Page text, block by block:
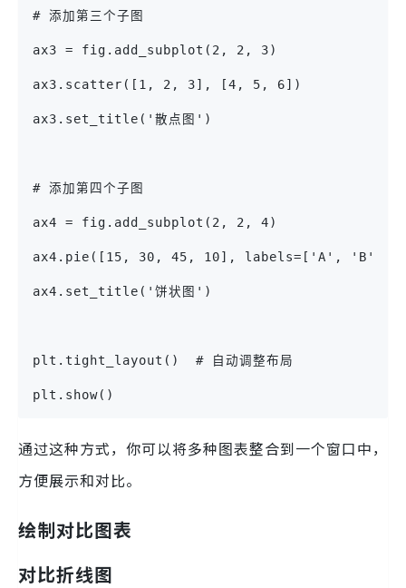
# 添加第三个子图
ax3 = fig.add_subplot(2, 2, 3)
ax3.scatter([1, 2, 3], [4, 5, 6])
ax3.set_title('散点图')
# 添加第四个子图
ax4 = fig.add_subplot(2, 2, 4)
ax4.pie([15, 30, 45, 10], labels=['A', 'B',
ax4.set_title('饼状图')
plt.tight_layout()  # 自动调整布局
plt.show()
通过这种方式，你可以将多种图表整合到一个窗口中，
方便展示和对比。
绘制对比图表
对比折线图